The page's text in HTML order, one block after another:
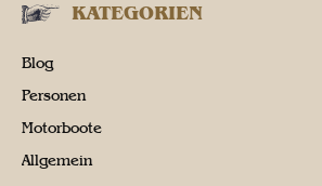
KATEGORIEN
Blog
Personen
Motorboote
Allgemein